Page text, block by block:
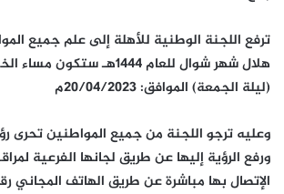
ترفع اللجنة الوطنية للأهلة إلى علم جميع
(ليلة الجمعة) الموافق: 20/04/2023م
وعليه ترجو اللجنة من جميع المواطنين تحرى
ورفع الرؤية إليها عن طريق لجانها الفرعية
الإتصال بها مباشرة عن طريق الهاتف المجاني رقم: